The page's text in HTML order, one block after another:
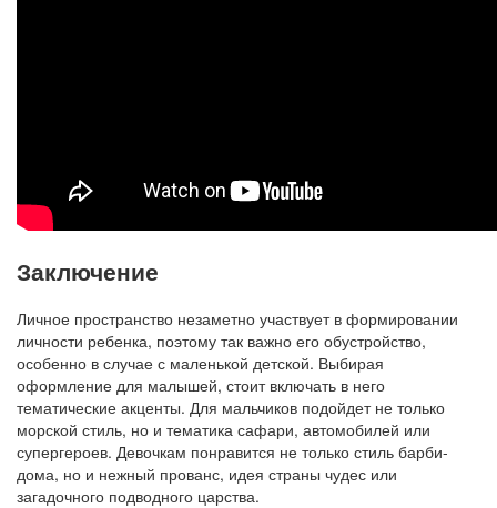
Заключение
Личное пространство незаметно участвует в формировании
личности ребенка, поэтому так важно его обустройство,
особенно в случае с маленькой детской. Выбирая
оформление для малышей, стоит включать в него
тематические акценты. Для мальчиков подойдет не только
морской стиль, но и тематика сафари, автомобилей или
супергероев. Девочкам понравится не только стиль барби-
дома, но и нежный прованс, идея страны чудес или
загадочного подводного царства.